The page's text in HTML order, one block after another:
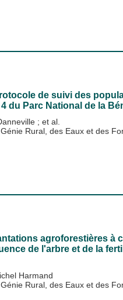
de suivi des
du Parc National de la
; et al.
Rural, des Eaux et des
agroforestières à
de l'arbre et de la
Harmand
Rural, des Eaux et des